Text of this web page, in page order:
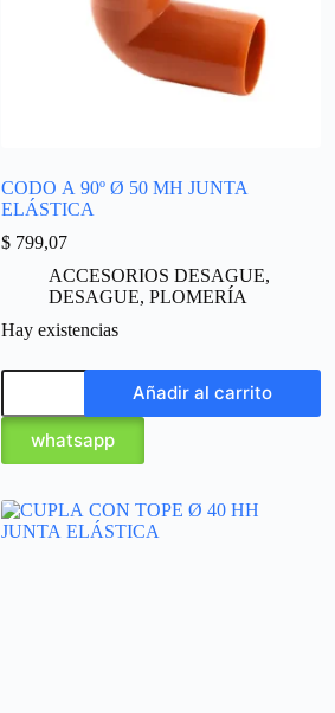
CODO A 90º Ø 50 MH JUNTA
ELÁSTICA
$799,07
ACCESORIOS DESAGUE,
DESAGUE, PLOMERÍA
Hay existencias
Añadir al carrito
whatsapp